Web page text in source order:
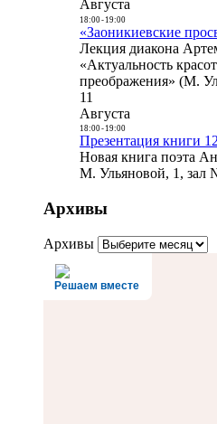
Августа
18:00- 19:00
«Заоникиевские
Лекция диакона
«Актуальность
преображения» (М.
11
Августа
18:00- 19:00
Презентация книги
Новая книга поэта
М. Ульяновой, 1, зал
Архивы
Архивы
Решаем вместе